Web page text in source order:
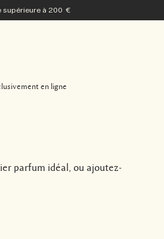
supérieure à 200 €
en ligne
parfum idéal, ou ajoutez-